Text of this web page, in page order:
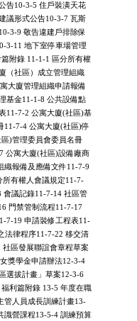
告10-3-5 住戶裝潢天花
議形式公告10-3-7 瓦斯
3-9 敬告違建戶排除保
3-11 地下室停車場管理
附錄 11-1-1 區分所有權
（社區）成立管理組織
大廈管理組織申請報備
基金11-1-8 公共設備點
11-7-2 公寓大廈(社區)基
11-7-4 公寓大廈(社區)停
)管理委員會委員名冊
公寓大廈(社區)設備廠商
織報備及應備文件11-7-9
有權人會議規定11-7-
會議記錄11-7-14 社區管
門禁管制流程11-7-17
7-19 申請裝修工程表11-
法律程序11-7-22 移交清
區發展聯誼會章程草案
獎學金申請辦法12-3-4
選拔計畫」草案12-3-6
利篇附錄 13-5 年度在職
管人員成長訓練計畫13-
識營課程13-5-4 訓練預算